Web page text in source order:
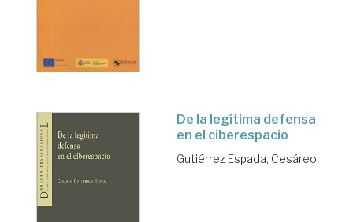
De la legítima defensa
en el ciberespacio
Gutiérrez Espada, Cesáreo